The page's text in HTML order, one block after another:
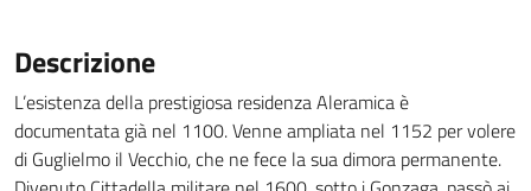
Descrizione
L’esistenza della prestigiosa residenza Aleramica è
documentata già nel 1100. Venne ampliata nel 1152 per volere
di Guglielmo il Vecchio, che ne fece la sua dimora permanente.